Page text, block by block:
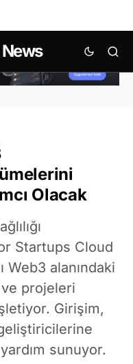
Olacak
Startups Cloud
Web3 alanındaki
projeleri
Girişim,
sunuyor.